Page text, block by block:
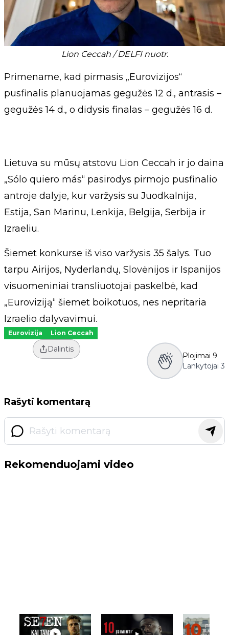
Lion Ceccah / DELFI nuotr.
Primename, kad pirmasis „Eurovizijos“
pusfinalis planuojamas gegužės 12 d., antrasis –
gegužės 14 d., o didysis finalas – gegužės 16 d.
Lietuva su mūsų atstovu Lion Ceccah ir jo daina
„Sólo quiero más“ pasirodys pirmojo pusfinalio
antroje dalyje, kur varžysis su Juodkalnija,
Estija, San Marinu, Lenkija, Belgija, Serbija ir
Izraeliu.
Šiemet konkurse iš viso varžysis 35 šalys. Tuo
tarpu Airijos, Nyderlandų, Slovėnijos ir Ispanijos
visuomeniniai transliuotojai paskelbė, kad
„Euroviziją“ šiemet boikotuos, nes nepritaria
Izraelio dalyvavimui.
Eurovizija Lion Ceccah
Dalintis
Plojimai 9
Lankytojai 3
Rašyti komentarą
Rekomenduojami video